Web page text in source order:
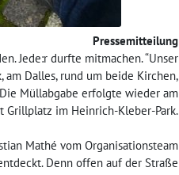
Pressemitteilung
Jede:r durfte mitmachen. “Unser
am Dalles, rund um beide Kirchen,
Müllabgabe erfolgte wieder am
Grillplatz im Heinrich-Kleber-Park.
Mathé vom Organisationsteam
Denn offen auf der Straße